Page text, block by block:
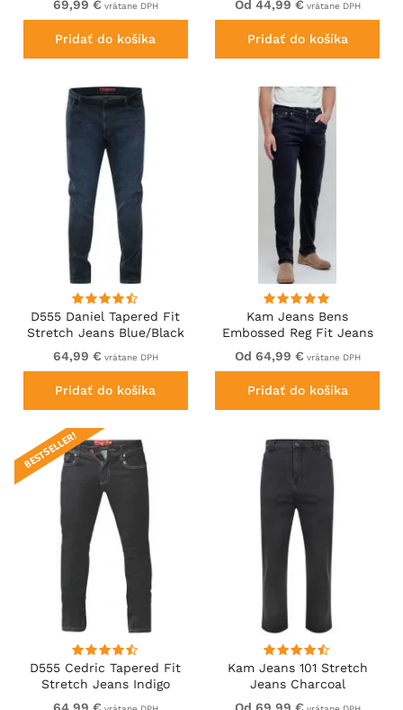
Waist Black
69,99 € vrátane DPH
Pridať do košíka
Od 44,99 € vrátane DPH
Pridať do košíka
D555 Daniel Tapered Fit
Stretch Jeans Blue/Black
Wash
64,99 € vrátane DPH
Pridať do košíka
Kam Jeans Bens
Embossed Reg Fit Jeans
Blue-Black
Od 64,99 € vrátane DPH
Pridať do košíka
D555 Cedric Tapered Fit
Stretch Jeans Indigo
BESTSELLER!
64,99 €
Kam Jeans 101 Stretch
Jeans Charcoal
Od 69,99 €